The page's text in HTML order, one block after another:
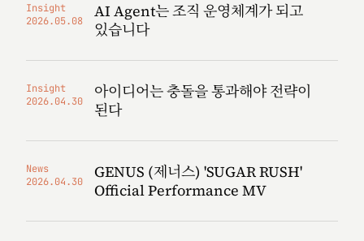
Insight
2026.05.08
AI Agent는 조직 운영체계가 되고
있습니다
Insight
2026.04.30
아이디어는 충돌을 통과해야 전략이
된다
News
2026.04.30
GENUS (제너스) 'SUGAR RUSH'
Official Performance MV